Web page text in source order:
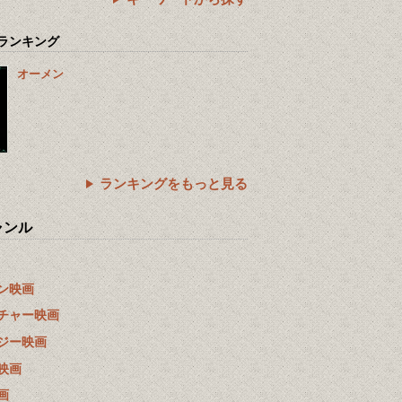
ンキング
オーメン
ランキングをもっと見る
ンル
映画
ャー映画
ー映画
画